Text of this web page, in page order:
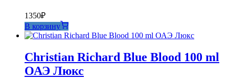
1350₽
В корзину
Christian Richard Blue Blood 100 ml
ОАЭ Люкс